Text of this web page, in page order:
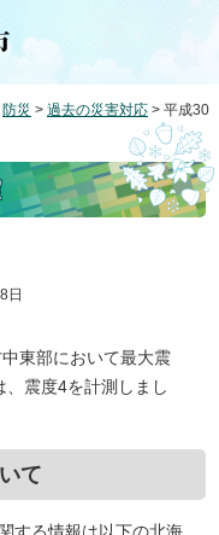
防災 > 過去の災害対応 > 平成30
日
東部において最大震
震度4を計測しまし
て